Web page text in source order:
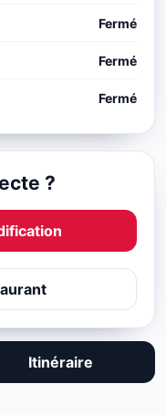
Fermé
Fermé
Fermé
?
Itinéraire